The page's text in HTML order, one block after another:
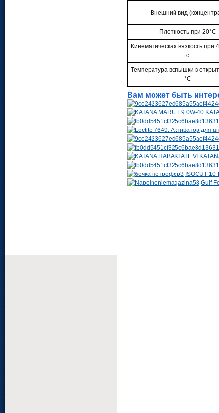
Внешний вид
Плотность при 20°C
Кинематическая вязкость при
с
Температура вспышки в
°C
Вам может быть
ISOCUT 10-
Gulf